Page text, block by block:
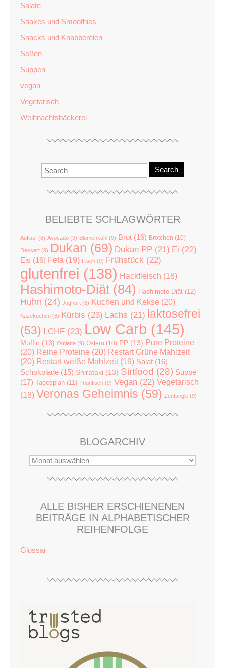
Salate
Shakes und Smoothies
Snacks und Knabbereien
Soßen
Suppen
vegan
Vegetarisch
Weihnachtsbäckerei
Search
BELIEBTE SCHLAGWÖRTER
Auflauf (8) Avocado (9) Blumenkohl (9) Brot (16) Brötchen (10)
Dessert (9) Dukan (69) Dukan PP (21) Ei (22)
Eis (16) Feta (19) Fisch (9) Frühstück (22)
glutenfrei (138) Hackfleisch (18)
Hashimoto-Diät (84) Hashimoto Diät (12)
Huhn (24) Joghurt (8) Kuchen und Kekse (20)
Käsekuchen (8) Kürbis (23) Lachs (21) laktosefrei
(53) LCHF (23) Low Carb (145)
Muffin (13) Omlette (9) Ostern (10) PP (13) Pure Proteine
(20) Reine Proteine (20) Restart Grüne Mahlzeit
(20) Restart weiße Mahlzeit (19) Salat (16)
Schokolade (15) Shirataki (13) Sirtfood (28) Suppe
(17) Tagesplan (11) Thunfisch (9) Vegan (22) Vegetarisch
(18) Veronas Geheimnis (59) Zentangle (9)
BLOGARCHIV
ALLE BISHER ERSCHIENENEN
BEITRÄGE IN ALPHABETISCHER
REIHENFOLGE
Glossar